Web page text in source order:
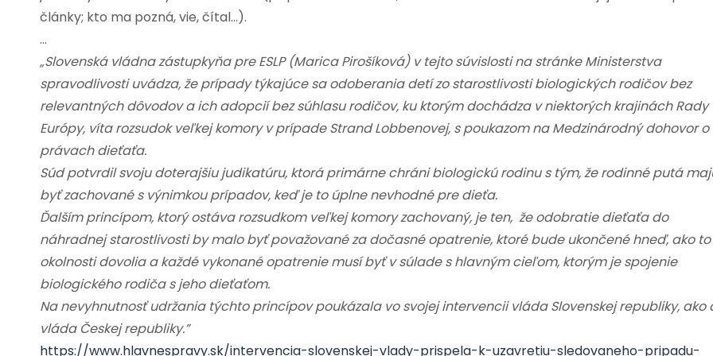
články; kto ma pozná, vie, čítal…).
…
„Slovenská vládna zástupkyňa pre ESLP (Marica Pirošíková) v tejto súvislosti na stránke Ministerstva
spravodlivosti uvádza, že prípady týkajúce sa odoberania detí zo starostlivosti biologických rodičov bez
relevantných dôvodov a ich adopcií bez súhlasu rodičov, ku ktorým dochádza v niektorých krajinách Rady
Európy, víta rozsudok veľkej komory v prípade Strand Lobbenovej, s poukazom na Medzinárodný dohovor o
právach dieťaťa.
Súd potvrdil svoju doterajšiu judikatúru, ktorá primárne chráni biologickú rodinu s tým, že rodinné putá
byť zachované s výnimkou prípadov, keď je to úplne nevhodné pre dieťa.
Ďalším princípom, ktorý ostáva rozsudkom veľkej komory zachovaný, je ten, že odobratie dieťaťa do
náhradnej starostlivosti by malo byť považované za dočasné opatrenie, ktoré bude ukončené hneď, ako to
okolnosti dovolia a každé vykonané opatrenie musí byť v súlade s hlavným cieľom, ktorým je spojenie
biologického rodiča s jeho dieťaťom.
Na nevyhnutnosť udržania týchto princípov poukázala vo svojej intervencii vláda Slovenskej republiky, ako
vláda Českej republiky.”
https://www.hlavnespravy.sk/intervencia-slovenskej-vlady-prispela-k-uzavretiu-sledovaneho-pripadu-